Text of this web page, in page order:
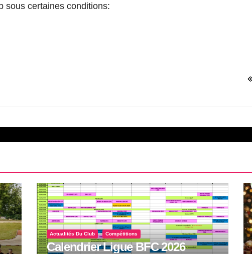
sous certaines conditions:
Actualités Du Club Compétitions
Calendrier Ligue BFC 2026